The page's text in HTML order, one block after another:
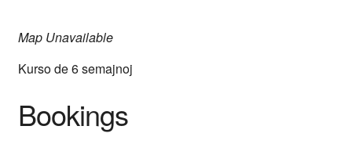
Map Unavailable
Kurso de 6 semajnoj
Bookings